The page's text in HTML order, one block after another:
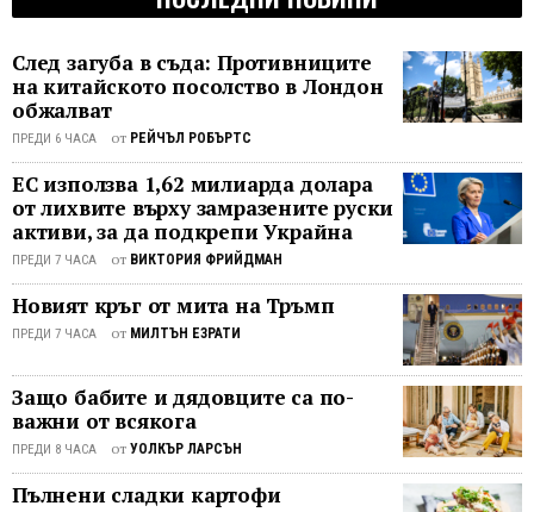
към
...
спасяване на живота му, бившият
министър-председател на Китай
почина рано на 27 октомври на 68
годишна възраст - седем месеца
след като се оттегли ...
международните критики към
агресията на режима по отношение
на Тайван. По време на седмичната
среща ще бъде обявен следващият
кръг на висшето партийно
вероятно ще си осигури рекорден
трети петгодишен мандат,
затвърждавайки мястото си като най-
могъщия партиен ръководител след
Мао Дзедун. В речта си при
откриването на събранието, Си
изтъкна постиженията на ККП ...
След загуба в съда: Противниците
на китайското посолство в Лондон
обжалват
ПРЕДИ 6 ЧАСА от РЕЙЧЪЛ РОБЪРТС
ЕС използва 1,62 милиарда долара
от лихвите върху замразените руски
активи, за да подкрепи Украйна
ПРЕДИ 7 ЧАСА от ВИКТОРИЯ ФРИЙДМАН
Новият кръг от мита на Тръмп
ПРЕДИ 7 ЧАСА от МИЛТЪН ЕЗРАТИ
Защо бабите и дядовците са по-
важни от всякога
ПРЕДИ 8 ЧАСА от УОЛКЪР ЛАРСЪН
Пълнени сладки картофи